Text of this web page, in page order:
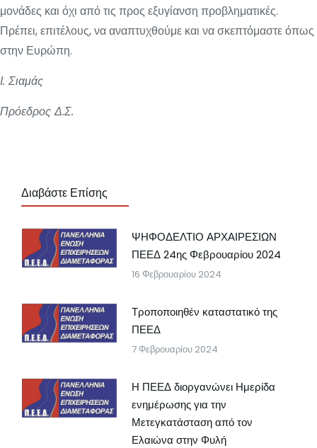
μονάδες και όχι από τις προς εξυγίανση προβληματικές.
Πρέπει, επιτέλους, να αναπτυχθούμε και να σκεπτόμαστε όπως
στην Ευρώπη.
Ι. Σιαμάς
Πρόεδρος Δ.Σ.
Διαβάστε Επίσης
ΨΗΦΟΔΕΛΤΙΟ ΑΡΧΑΙΡΕΣΙΩΝ
ΠΕΕΔ 24ης Φεβρουαρίου 2024
16 Φεβρουαρίου 2024
Τροποποιηθέν καταστατικό της
ΠΕΕΔ
7 Φεβρουαρίου 2024
Η ΠΕΕΔ διοργανώνει Ημερίδα
ενημέρωσης για την
Μετεγκατάσταση από τον
Ελαιώνα στην Φυλή